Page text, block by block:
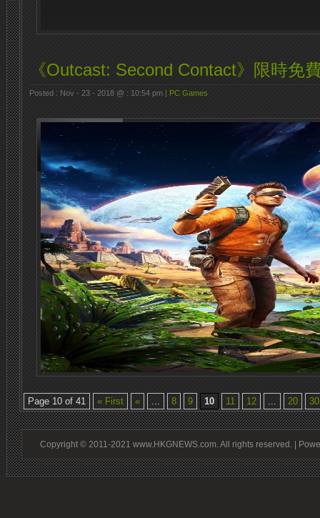
《Outcast: Second Contact》限時免
Posted : Nov - 23 - 2018 @ : 10:54 pm | PC Games
Page 10 of 41 « First « ... 8 9 10 11 12 ... 20 30
Copyright © 2011-2021 www.HKGNEWS.com. All rights reserved. |